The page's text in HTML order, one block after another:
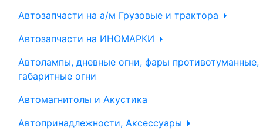
Автозапчасти на а/м Грузовые и трактора
Автозапчасти на ИНОМАРКИ
Автолампы, дневные огни, фары противотуманные,
габаритные огни
Автомагнитолы и Акустика
Автопринадлежности, Аксессуары